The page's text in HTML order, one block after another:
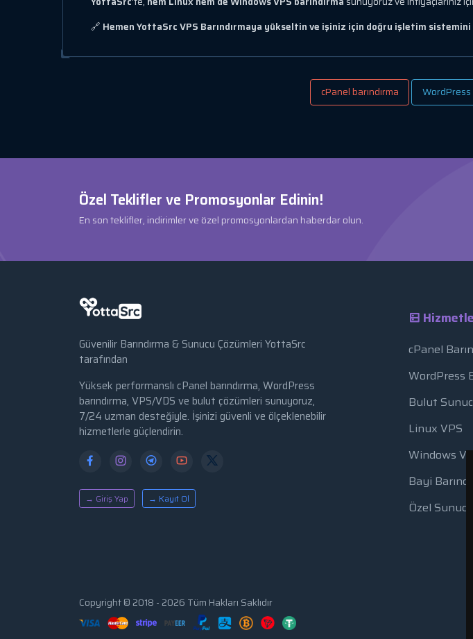
🔗 Hemen YottaSrc VPS Barındırmaya yükseltin ve işiniz için doğru işletim sistemini
cPanel barındırma WordPress
Özel Teklifler ve Promosyonlar Edinin!
En son teklifler, indirimler ve özel promosyonlardan haberdar olun.
Güvenilir Barındırma & Sunucu Çözümleri YottaSrc
tarafından
Yüksek performanslı cPanel barındırma, WordPress
barındırma, VPS/VDS ve bulut çözümleri sunuyoruz,
7/24 uzman desteğiyle. İşinizi güvenli ve ölçeklenebilir
hizmetlerle güçlendirin.
→ Giriş Yap → Kayıt Ol
cPanel
WordPress
Bulut
Linux VPS
Windows
Bayi
Özel
Copyright © 2018 - 2026 Tüm Hakları Saklıdır